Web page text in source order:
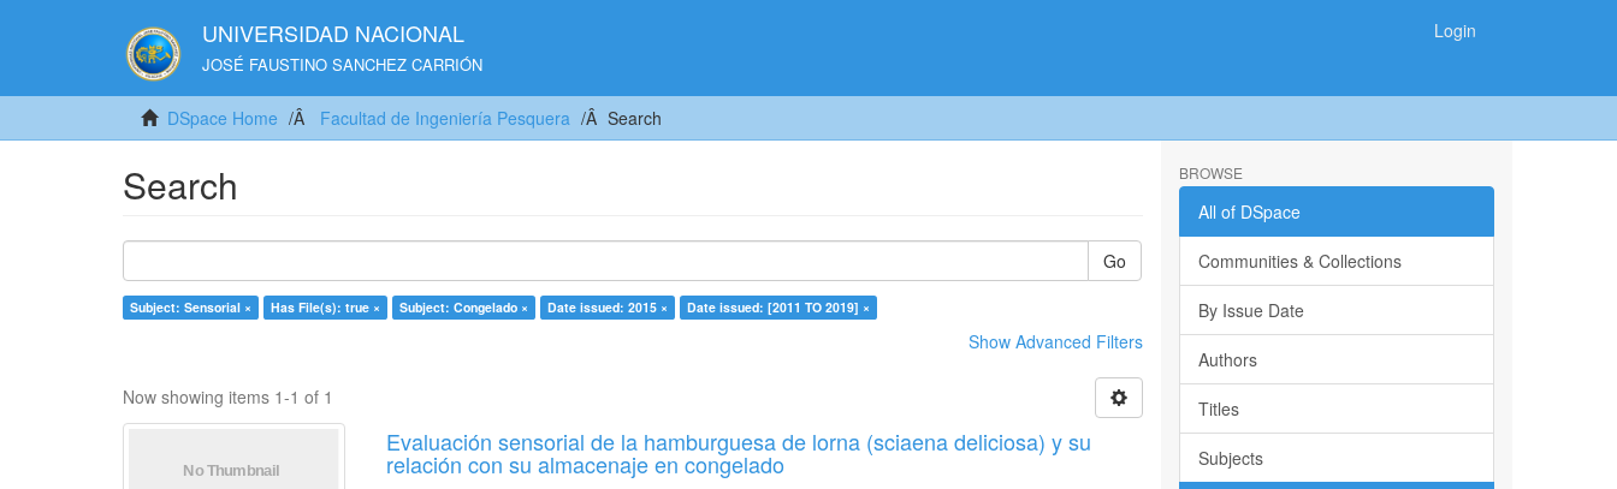
UNIVERSIDAD NACIONAL
JOSÉ FAUSTINO SANCHEZ CARRIÓN
Login
DSpace Home Facultad de Ingeniería Pesquera Search
Search
Go
Subject: Sensorial × Has File(s): true × Subject: Congelado × Date issued: 2015 × Date issued: [2011 TO 2019] ×
Show Advanced Filters
Now showing items 1-1 of 1
Evaluación sensorial de la hamburguesa de lorna (sciaena deliciosa) y su
relación con su almacenaje en congelado
BROWSE
All of DSpace
Communities & Collections
By Issue Date
Authors
Titles
Subjects